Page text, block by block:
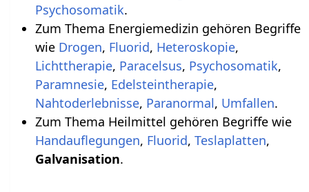
Psychosomatik.
Zum Thema Energiemedizin gehören Begriffe
wie Drogen, Fluorid, Heteroskopie,
Lichttherapie, Paracelsus, Psychosomatik,
Paramnesie, Edelsteintherapie,
Nahtoderlebnisse, Paranormal, Umfallen.
Zum Thema Heilmittel gehören Begriffe wie
Handauflegungen, Fluorid, Teslaplatten,
Galvanisation.